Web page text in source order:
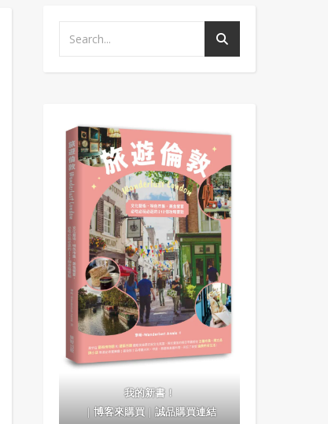
我的新書！
｜博客來購買｜誠品購買連結